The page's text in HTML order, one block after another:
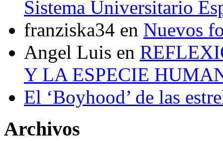
Sistema Universitario
franziska34 en Nuevos
Angel Luis en
Y LA ESPECIE
El ‘Boyhood’ de las
Archivos